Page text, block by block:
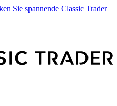
Sie spannende Classic Trader